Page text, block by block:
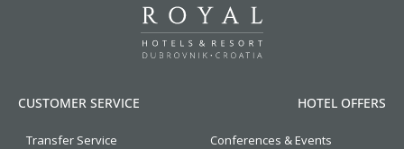
CUSTOMER SERVICE
Transfer Service
HOTEL OFFERS
Conferences & Events